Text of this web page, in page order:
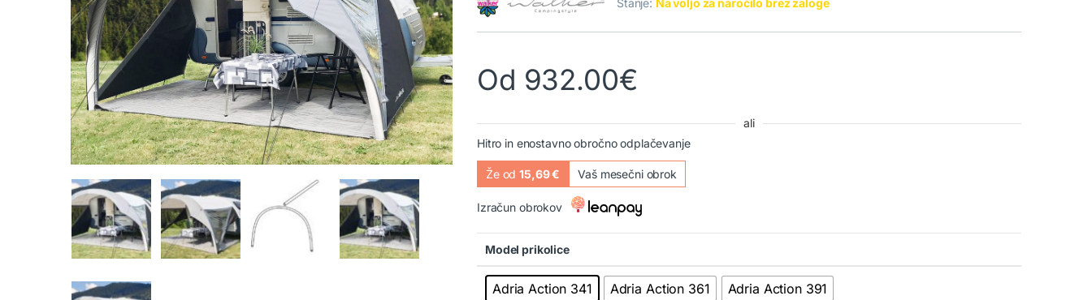
od 5 na
podlagi
Stanje: Na voljo za naročilo brez zaloge
Od 932.00€
ali
Hitro in enostavno obročno odplačevanje
Že od15,69 € Vaš mesečni obrok
Izračun obrokov
Model prikolice
Adria Action 341 Adria Action 361 Adria Action 391